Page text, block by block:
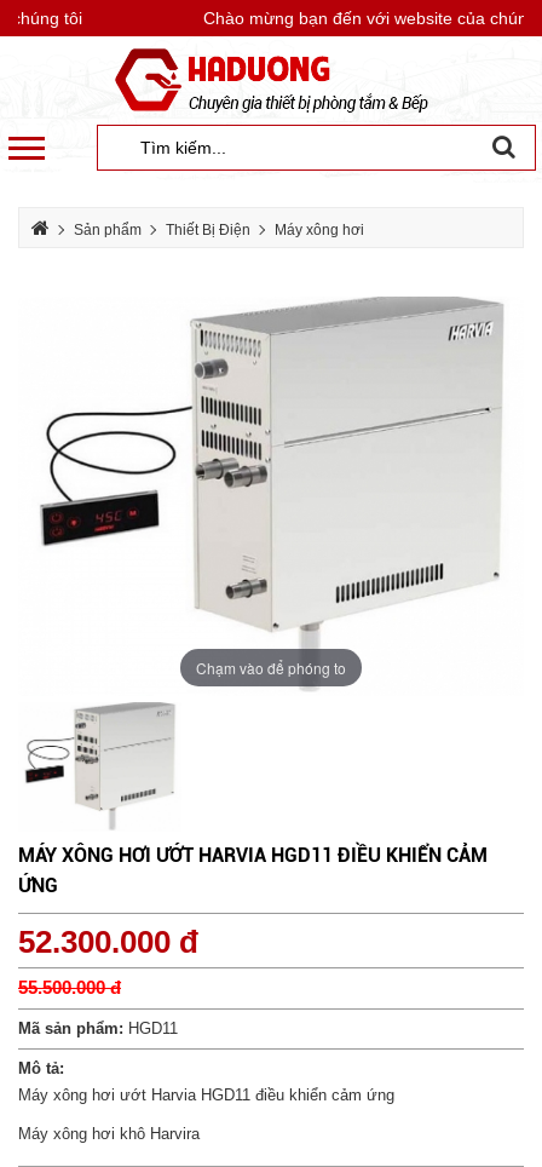
tôi Chào mừng bạn đến với website của chúng
Sản phẩm Thiết Bị Điện Máy xông hơi
Máy xông hơi ướt Harvia HGD11 điều khiển cảm ứng
Chạm vào để phóng to
MÁY XÔNG HƠI ƯỚT HARVIA HGD11 ĐIỀU KHIỂN CẢM
ỨNG
52.300.000 đ
55.500.000 đ
Mã sản phẩm: HGD11
Mô tả:
Máy xông hơi ướt Harvia HGD11 điều khiển cảm ứng
Máy xông hơi khô Harvira